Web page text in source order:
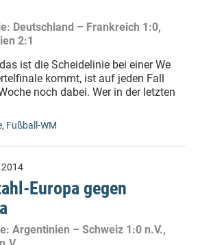
Deutschland – Frankreich 1:0,
2:1
ist die Scheidelinie bei einer We
kommt, ist auf jeden Fall
noch dabei. Wer in der letzten
, Fußball-WM
Europa gegen
Argentinien – Schweiz 1:0 n.V.,